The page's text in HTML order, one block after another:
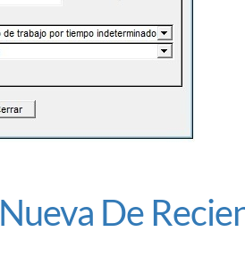
De